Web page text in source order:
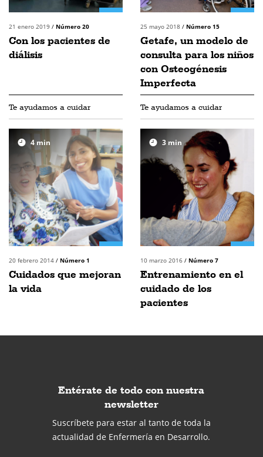
21 enero 2019 / Número 20
Con los pacientes de
diálisis
25 mayo 2018 / Número 15
Getafe, un modelo de
consulta para los niños
con Osteogénesis
Imperfecta
Te ayudamos a cuidar
4 min
20 febrero 2014 / Número 1
Cuidados que mejoran
la vida
Te ayudamos a cuidar
3 min
10 marzo 2016 / Número 7
Entrenamiento en el
cuidado de los
pacientes
Entérate de todo con nuestra
newsletter
Suscríbete para estar al tanto de toda la
actualidad de Enfermería en Desarrollo.